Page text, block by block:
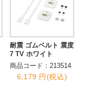
耐震 ゴムベルト 震度
7 TV ホワイト
商品コード：213514
6,179 円(税込)